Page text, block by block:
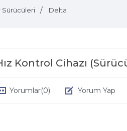
Sürücüleri Delta
Kontrol Cihazı
Yorumlar(0) Yorum Yap